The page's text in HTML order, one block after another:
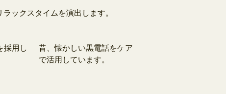
ックスタイムを演出します。
採用し
昔、懐かしい黒電話をケア
で活用しています。